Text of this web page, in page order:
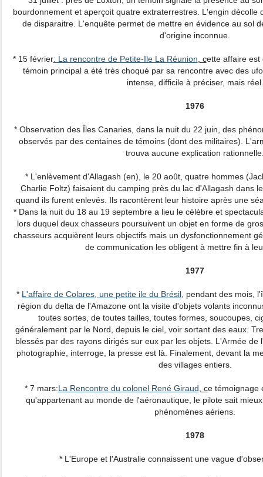
bourdonnement et aperçoit quatre extraterrestres. L'engin décolle
de disparaitre. L'enquête permet de mettre en évidence au sol
d'origine inconnue.
* 15 février: La rencontre de Petite-Ile La Réunion , cette affaire est
témoin principal a été très choqué par sa rencontre avec des
intense, difficile à préciser, mais réel.
1976
* Observation des Îles Canaries, dans la nuit du 22 juin, des
observés par des centaines de témoins (dont des militaires).
trouva aucune explication
* L'enlèvement d'Allagash (en), le 20 août, quatre hommes
Charlie Foltz) faisaient du camping près du lac d'Allagash dans
quand ils furent enlevés. Ils racontèrent leur histoire après une
* Dans la nuit du 18 au 19 septembre a lieu le célèbre et
lors duquel deux chasseurs poursuivent un objet en forme de
chasseurs acquièrent leurs objectifs mais un dysfonctionnement
de communication les obligent à mettre fin à
1977
* L'affaire de Colares, une petite ile du Brésil , pendant des mois,
région du delta de l'Amazone ont la visite d'objets volants
toutes sortes, de toutes tailles, toutes formes, soucoupes,
généralement par le Nord, depuis le ciel, voir sortant des eaux.
blessés par des rayons dirigés sur eux par les objets. L'Armée de
photographie, interroge, la presse est là. Finalement, devant la
des villages entiers.
* 7 mars:La Rencontre du colonel René Giraud , ce témoignage
qu'appartenant au monde de l'aéronautique, le pilote sait
phénomènes aériens.
1978
* L'Europe et l'Australie connaissent une vague